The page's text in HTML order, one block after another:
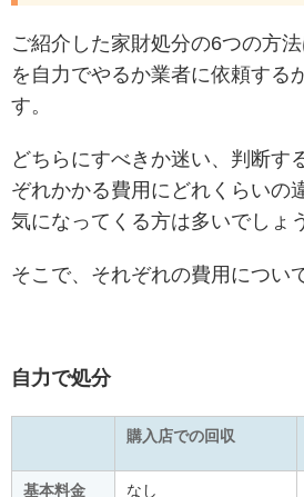
ご紹介した家財処分の6つの方
を自力でやるか業者に依頼する
す。
どちらにすべきか迷い、判断す
ぞれかかる費用にどれくらいの
気になってくる方は多いでしょ
そこで、それぞれの費用につい
自力で処分
購入店での回収
基本料金 なし